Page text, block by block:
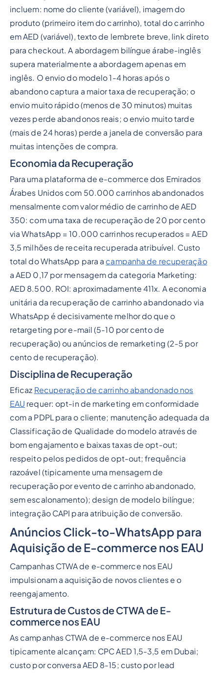
incluem: nome do cliente (variável), imagem do
produto (primeiro item do carrinho), total do carrinho
em AED (variável), texto de lembrete breve, link direto
para checkout. A abordagem bilíngue árabe-inglês
supera materialmente a abordagem apenas em
inglês. O envio do modelo 1-4 horas após o
abandono captura a maior taxa de recuperação; o
envio muito rápido (menos de 30 minutos) muitas
vezes perde abandonos reais; o envio muito tarde
(mais de 24 horas) perde a janela de conversão para
muitas intenções de compra.
Economia da Recuperação
Para uma plataforma de e-commerce dos Emirados
Árabes Unidos com 50.000 carrinhos abandonados
mensalmente com valor médio de carrinho de AED
350: com uma taxa de recuperação de 20 por cento
via WhatsApp = 10.000 carrinhos recuperados = AED
3,5 milhões de receita recuperada atribuível. Custo
total do WhatsApp para a campanha de recuperação
a AED 0,17 por mensagem da categoria Marketing:
AED 8.500. ROI: aproximadamente 411x. A economia
unitária da recuperação de carrinho abandonado via
WhatsApp é decisivamente melhor do que o
retargeting por e-mail (5-10 por cento de
recuperação) ou anúncios de remarketing (2-5 por
cento de recuperação).
Disciplina de Recuperação
Eficaz Recuperação de carrinho abandonado nos
EAU requer: opt-in de marketing em conformidade
com a PDPL para o cliente; manutenção adequada da
Classificação de Qualidade do modelo através de
bom engajamento e baixas taxas de opt-out;
respeito pelos pedidos de opt-out; frequência
razoável (tipicamente uma mensagem de
recuperação por evento de carrinho abandonado,
sem escalonamento); design de modelo bilíngue;
integração CAPI para atribuição de conversão.
Anúncios Click-to-WhatsApp para
Aquisição de E-commerce nos EAU
Campanhas CTWA de e-commerce nos EAU
impulsionam a aquisição de novos clientes e o
reengajamento.
Estrutura de Custos de CTWA de E-
commerce nos EAU
As campanhas CTWA de e-commerce nos EAU
tipicamente alcançam: CPC AED 1,5-3,5 em Dubai;
custo por conversa AED 8-15; custo por lead